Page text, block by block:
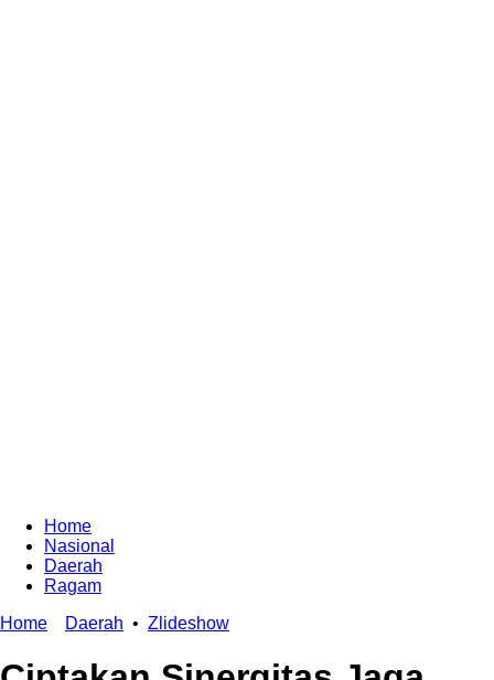
Home
Nasional
Daerah
Ragam
Home
Daerah • Zlideshow